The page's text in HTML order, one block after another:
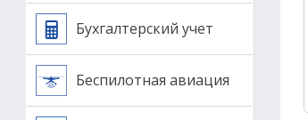
Бухгалтерский учет
Беспилотная авиация